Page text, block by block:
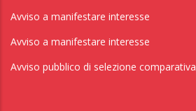
Avviso a manifestare interesse
Avviso a manifestare interesse
Avviso pubblico di selezione comparativa